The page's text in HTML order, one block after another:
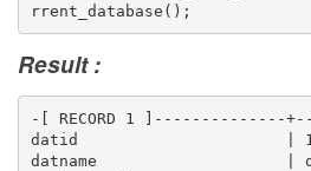
rrent_database();
Result :
-[ RECORD 1 ]--------------
datid                      |
datname                    |